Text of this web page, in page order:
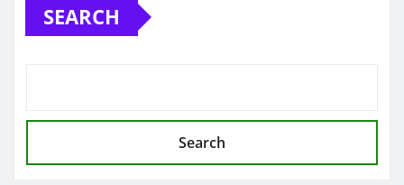
SEARCH
Search